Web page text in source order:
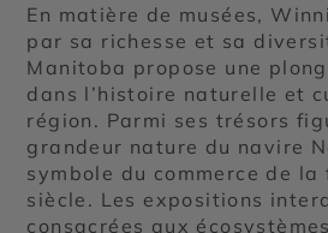
En matière de musées,
par sa richesse et sa
Manitoba propose une
dans l’histoire naturelle et
région. Parmi ses trésors
grandeur nature du navire
symbole du commerce de la
siècle. Les expositions
consacrées aux